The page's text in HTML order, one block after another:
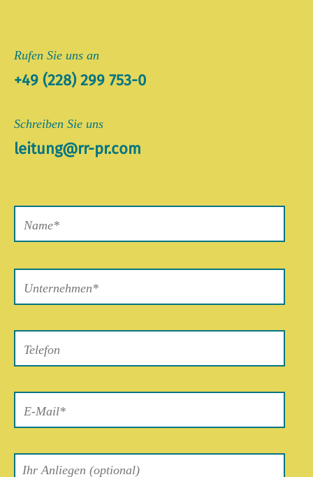
Rufen Sie uns an
+49 (228) 299 753-0
Schreiben Sie uns
leitung@rr-pr.com
lasse
dieses
Feld
leer.